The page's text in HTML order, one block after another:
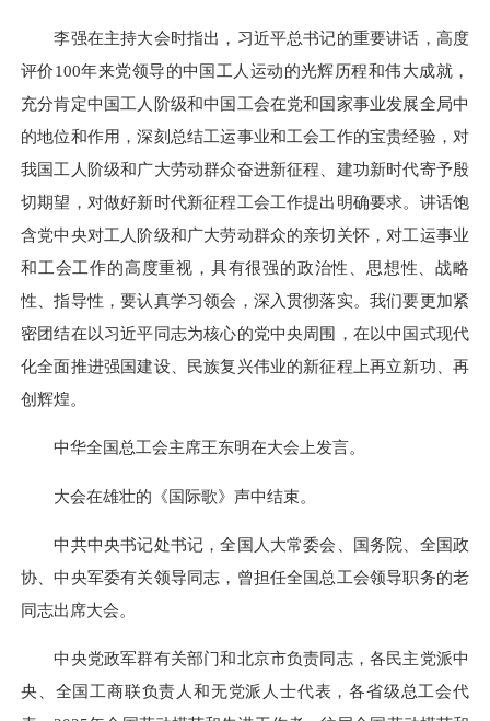
李强在主持大会时指出，习近平总书记的重要讲话，高度
评价100年来党领导的中国工人运动的光辉历程和伟大成就，
充分肯定中国工人阶级和中国工会在党和国家事业发展全局中
的地位和作用，深刻总结工运事业和工会工作的宝贵经验，对
我国工人阶级和广大劳动群众奋进新征程、建功新时代寄予殷
切期望，对做好新时代新征程工会工作提出明确要求。讲话饱
含党中央对工人阶级和广大劳动群众的亲切关怀，对工运事业
和工会工作的高度重视，具有很强的政治性、思想性、战略
性、指导性，要认真学习领会，深入贯彻落实。我们要更加紧
密团结在以习近平同志为核心的党中央周围，在以中国式现代
化全面推进强国建设、民族复兴伟业的新征程上再立新功、再
创辉煌。
中华全国总工会主席王东明在大会上发言。
大会在雄壮的《国际歌》声中结束。
中共中央书记处书记，全国人大常委会、国务院、全国政
协、中央军委有关领导同志，曾担任全国总工会领导职务的老
同志出席大会。
中央党政军群有关部门和北京市负责同志，各民主党派中
央、全国工商联负责人和无党派人士代表，各省级总工会代